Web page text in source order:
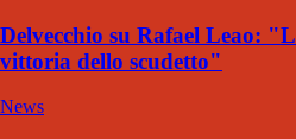
Delvecchio su Rafael Leao:
vittoria dello scudetto"
News